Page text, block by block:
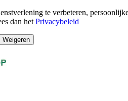
te verbeteren,
dan het Privacybeleid
Weigeren